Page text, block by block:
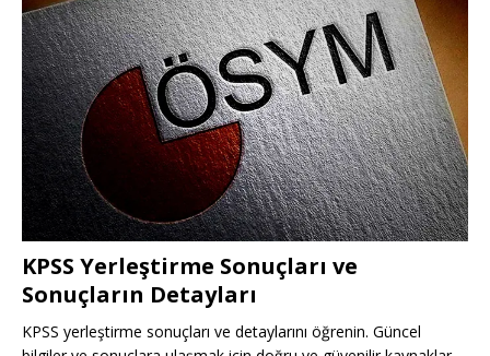
KPSS Yerleştirme Sonuçları ve
Sonuçların Detayları
KPSS yerleştirme sonuçları ve detaylarını öğrenin. Güncel